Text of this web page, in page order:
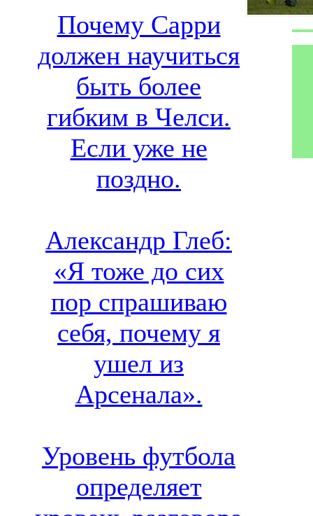
Почему Сарри
должен научиться
быть более
гибким в Челси.
Если уже не
поздно.
Александр Глеб:
«Я тоже до сих
пор спрашиваю
себя, почему я
ушел из
Арсенала».
Уровень футбола
определяет